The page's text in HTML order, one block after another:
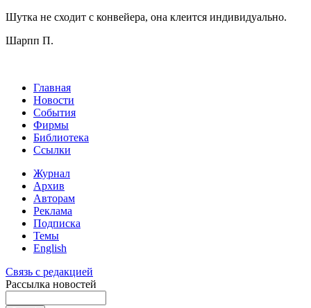
Шутка не сходит с конвейера, она клеится индивидуально.
Шарпп П.
Главная
Новости
События
Фирмы
Библиотека
Ссылки
Журнал
Архив
Авторам
Реклама
Подписка
Темы
English
Связь с редакцией
Рассылка новостей